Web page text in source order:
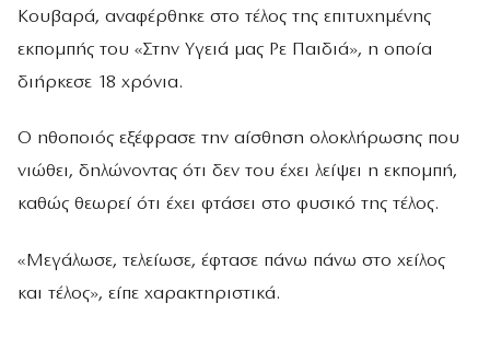
Κουβαρά, αναφέρθηκε στο τέλος της επιτυχημένης
εκπομπής του «Στην Υγειά μας Ρε Παιδιά», η οποία
διήρκεσε 18 χρόνια.
Ο ηθοποιός εξέφρασε την αίσθηση ολοκλήρωσης που
νιώθει, δηλώνοντας ότι δεν του έχει λείψει η εκπομπή,
καθώς θεωρεί ότι έχει φτάσει στο φυσικό της τέλος.
«Μεγάλωσε, τελείωσε, έφτασε πάνω πάνω στο χείλος
και τέλος», είπε χαρακτηριστικά.